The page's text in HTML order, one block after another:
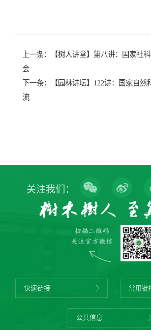
上一条：
【树人讲堂】第八讲：国家社
会
下一条：
【园林讲坛】122讲：国家自
流
关注我们：
快速链接 常用链
公共信息